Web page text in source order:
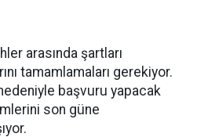
arasında şartları
tamamlamaları gerekiyor.
başvuru yapacak
son güne